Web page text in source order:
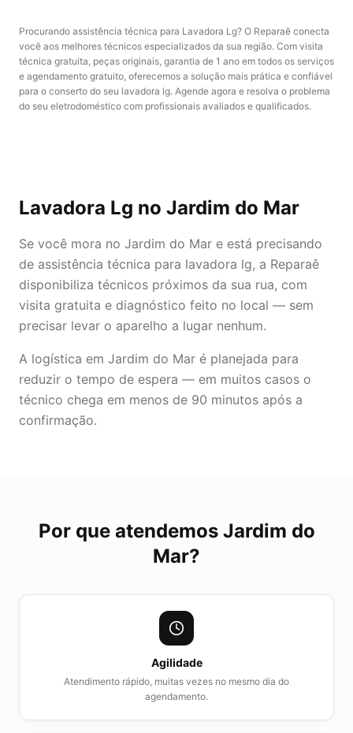
Procurando assistência técnica para Lavadora Lg? O Reparaê conecta
você aos melhores técnicos especializados da sua região. Com visita
técnica gratuita, peças originais, garantia de 1 ano em todos os serviços
e agendamento gratuito, oferecemos a solução mais prática e confiável
para o conserto do seu lavadora lg. Agende agora e resolva o problema
do seu eletrodoméstico com profissionais avaliados e qualificados.
Lavadora Lg no Jardim do Mar
Se você mora no Jardim do Mar e está precisando
de assistência técnica para lavadora lg, a Reparaê
disponibiliza técnicos próximos da sua rua, com
visita gratuita e diagnóstico feito no local — sem
precisar levar o aparelho a lugar nenhum.
A logística em Jardim do Mar é planejada para
reduzir o tempo de espera — em muitos casos o
técnico chega em menos de 90 minutos após a
confirmação.
Por que atendemos Jardim do
Mar?
Agilidade
Atendimento rápido, muitas vezes no mesmo dia do
agendamento.